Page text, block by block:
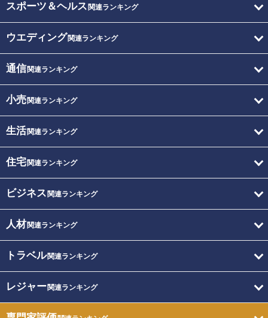
スポーツ＆ヘルス 関連ランキング
ウエディング関連ランキング
通信関連ランキング
小売関連ランキング
生活関連ランキング
住宅関連ランキング
ビジネス 関連ランキング
人材関連ランキング
トラベル関連ランキング
レジャー関連ランキング